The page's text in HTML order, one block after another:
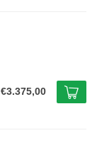
€3.375,00